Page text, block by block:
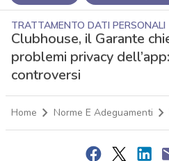
TRATTAMENTO DATI PERSONALI
Clubhouse, il Garante
problemi privacy
controversi
Home Norme E Adeguamenti